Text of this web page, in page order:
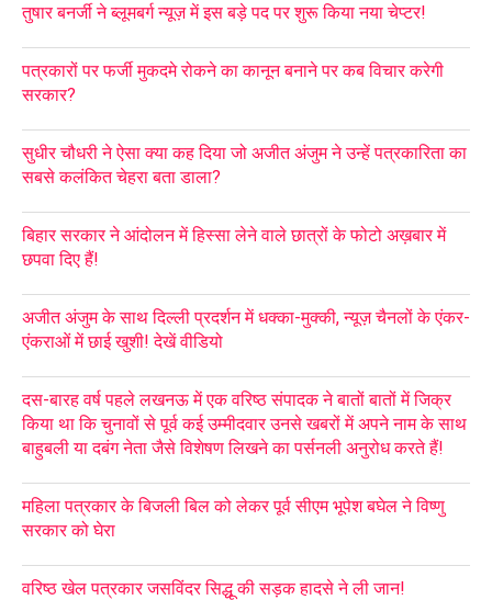
तुषार बनर्जी ने ब्लूमबर्ग न्यूज़ में इस बड़े पद पर शुरू किया नया चेप्टर!
पत्रकारों पर फर्जी मुकदमे रोकने का कानून बनाने पर कब विचार करेगी
सरकार?
सुधीर चौधरी ने ऐसा क्या कह दिया जो अजीत अंजुम ने उन्हें पत्रकारिता का
सबसे कलंकित चेहरा बता डाला?
बिहार सरकार ने आंदोलन में हिस्सा लेने वाले छात्रों के फोटो अख़बार में
छपवा दिए हैं!
अजीत अंजुम के साथ दिल्ली प्रदर्शन में धक्का-मुक्की, न्यूज़ चैनलों के एंकर-
एंकराओं में छाई खुशी! देखें वीडियो
दस-बारह वर्ष पहले लखनऊ में एक वरिष्ठ संपादक ने बातों बातों में जिक्र
किया था कि चुनावों से पूर्व कई उम्मीदवार उनसे खबरों में अपने नाम के साथ
बाहुबली या दबंग नेता जैसे विशेषण लिखने का पर्सनली अनुरोध करते हैं!
महिला पत्रकार के बिजली बिल को लेकर पूर्व सीएम भूपेश बघेल ने विष्णु
सरकार को घेरा
वरिष्ठ खेल पत्रकार जसविंदर सिद्धू की सड़क हादसे ने ली जान!